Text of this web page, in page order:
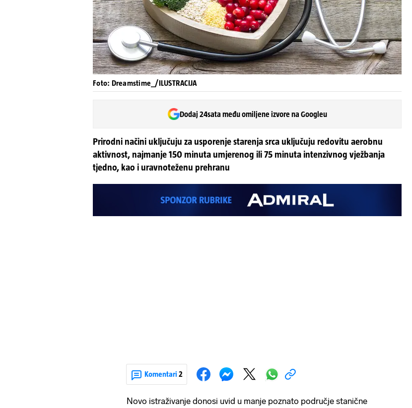
Foto: Dreamstime_/ILUSTRACIJA
Dodaj 24sata među omiljene izvore na Googleu
Prirodni načini uključuju za usporenje starenja srca uključuju redovitu aerobnu
aktivnost, najmanje 150 minuta umjerenog ili 75 minuta intenzivnog vježbanja
tjedno, kao i uravnoteženu prehranu
Komentari 2
Novo istraživanje donosi uvid u manje poznato područje stanične